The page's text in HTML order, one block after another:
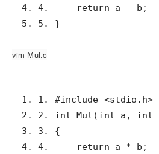
5. 5. }
vim Mul.c